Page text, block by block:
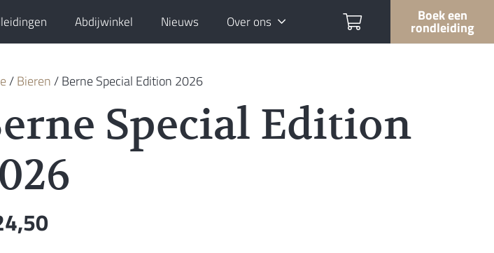
Abdijwinkel Nieuws Over ons Boek een
rondleiding
/Bieren/ Berne Special Edition 2026
Special Edition